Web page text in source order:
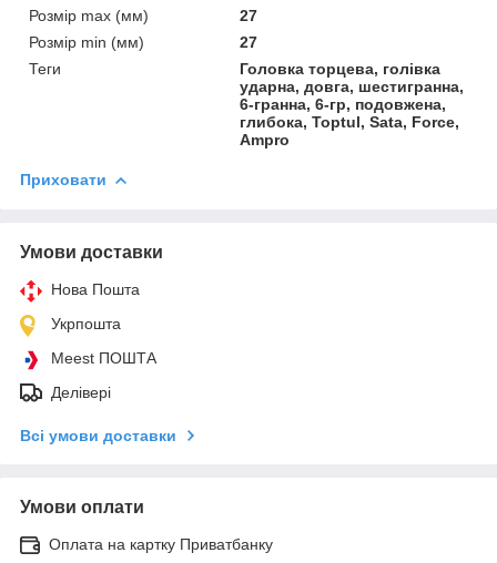
Розмір max (мм)
27
Розмір min (мм)
27
Теги
Головка торцева, голівка
ударна, довга, шестигранна,
6-гранна, 6-гр, подовжена,
глибока, Toptul, Sata, Force,
Ampro
Приховати
Умови доставки
Нова Пошта
Укрпошта
Meest ПОШТА
Делівері
Всі умови доставки
Умови оплати
Оплата на картку Приватбанку